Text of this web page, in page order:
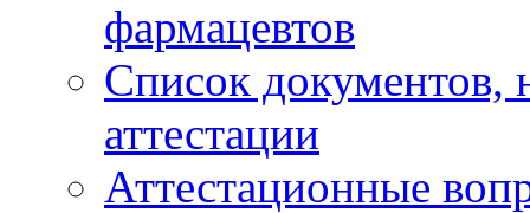
фармацевтов
Список документов,
аттестации
Аттестационные